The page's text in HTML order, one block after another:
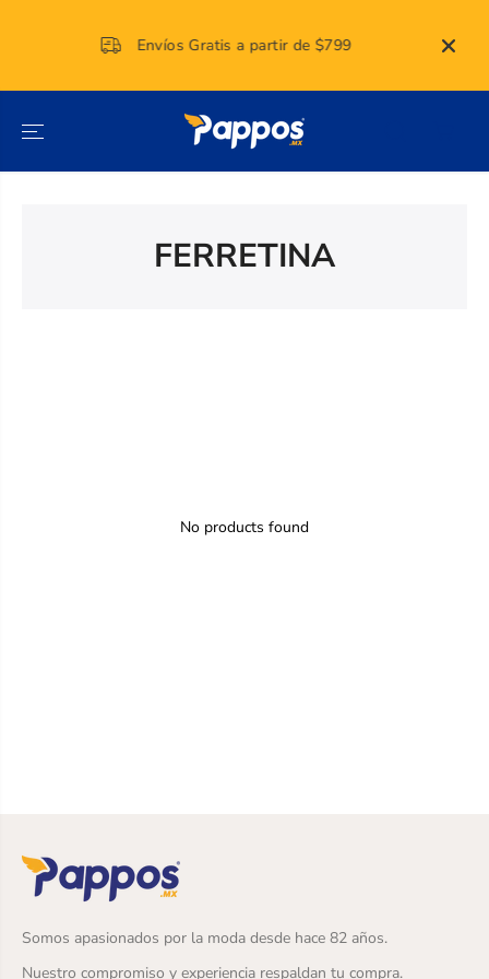
Envíos Gratis a partir de $799
FERRETINA
No products found
Somos apasionados por la moda desde hace 82 años.
Nuestro compromiso y experiencia respaldan tu compra.